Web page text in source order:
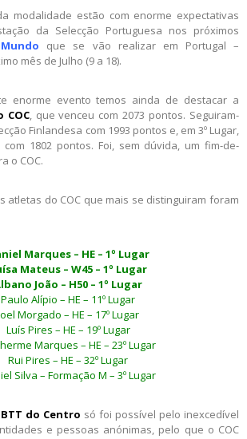
modalidade estão com enorme expectativas
da Selecção Portuguesa nos próximos
que se vão realizar em Portugal –
mês de Julho (9 a 18).
enorme evento temos ainda de destacar a
, que venceu com 2073 pontos. Seguiram-
Finlandesa com 1993 pontos e, em 3º Lugar,
com 1802 pontos. Foi, sem dúvida, um fim-de-
o COC.
atletas do COC que mais se distinguiram foram
Marques – HE – 1º Lugar
Mateus – W45 – 1º Lugar
João – H50 – 1º Lugar
Paulo Alípio – HE – 11º Lugar
Morgado – HE – 17º Lugar
Luís Pires – HE – 19º Lugar
Marques – HE – 23º Lugar
Rui Pires – HE – 32º Lugar
Silva – Formação M – 3º Lugar
do Centro só foi possível pelo inexcedível
e pessoas anónimas, pelo que o COC